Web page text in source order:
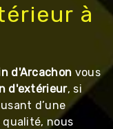
à
d'Arcachon vous
d'extérieur, si
d’une
qualité, nous